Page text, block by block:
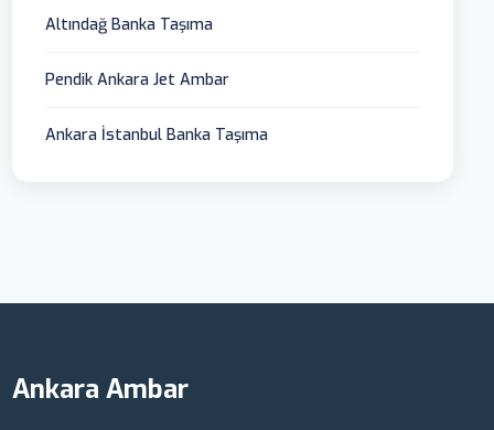
Altındağ Banka Taşıma
Pendik Ankara Jet Ambar
Ankara İstanbul Banka Taşıma
Ankara Ambar